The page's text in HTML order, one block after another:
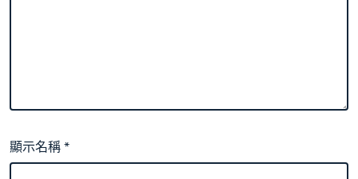
顯示名稱*